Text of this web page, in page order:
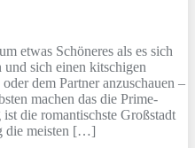
etwas Schöneres als es sich
sich einen kitschigen
dem Partner anzuschauen –
machen das die Prime-
die romantischste Großstadt
die meisten […]